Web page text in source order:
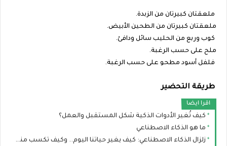
ملعقتان كبيرتان من الزبدة.
ملعقتان كبيرتان من الطحين الأبيض.
كوب وربع من الحليب سائل ودافئ.
ملح على حسب الرغبة.
فلفل أسود مطحو على حسب الرغبة.
طريقة التحضير
اقرا ايضا
كيف تُغير الأدوات الذكية شكل المستقبل والعمل؟
ما هو الذكاء الاصطناعي
زلزال الذكاء الاصطناعي: كيف يغير حياتنا اليوم.. وكيف تكسب منه المال ببساطة؟